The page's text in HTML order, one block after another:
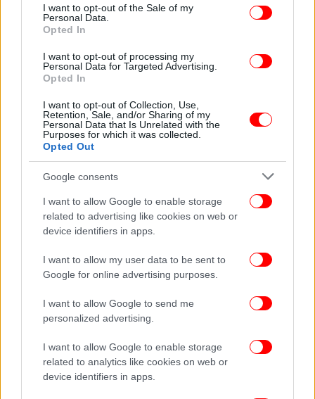
consent section.
I want to opt-out of the Sale of my
Personal Data.
Opted In
I want to opt-out of processing my
Personal Data for Targeted Advertising.
Opted In
I want to opt-out of Collection, Use,
Retention, Sale, and/or Sharing of my
Personal Data that Is Unrelated with the
Purposes for which it was collected.
Opted Out
Google consents
I want to allow Google to enable storage
related to advertising like cookies on web or
device identifiers in apps.
I want to allow my user data to be sent to
Google for online advertising purposes.
I want to allow Google to send me
personalized advertising.
I want to allow Google to enable storage
related to analytics like cookies on web or
device identifiers in apps.
τον 32χρονο αστυνομικό στο μπαρ στη Θεσσαλονίκη
Ποιοι πάροχοι ανακοίνωσαν τα μπλε (σταθερά)
Το χρονικό της τραγωδίας στην Καλαμάτα: Τι λένε
ειδικοί για το αεροσκάφος που έπεσε
========================================
=======================